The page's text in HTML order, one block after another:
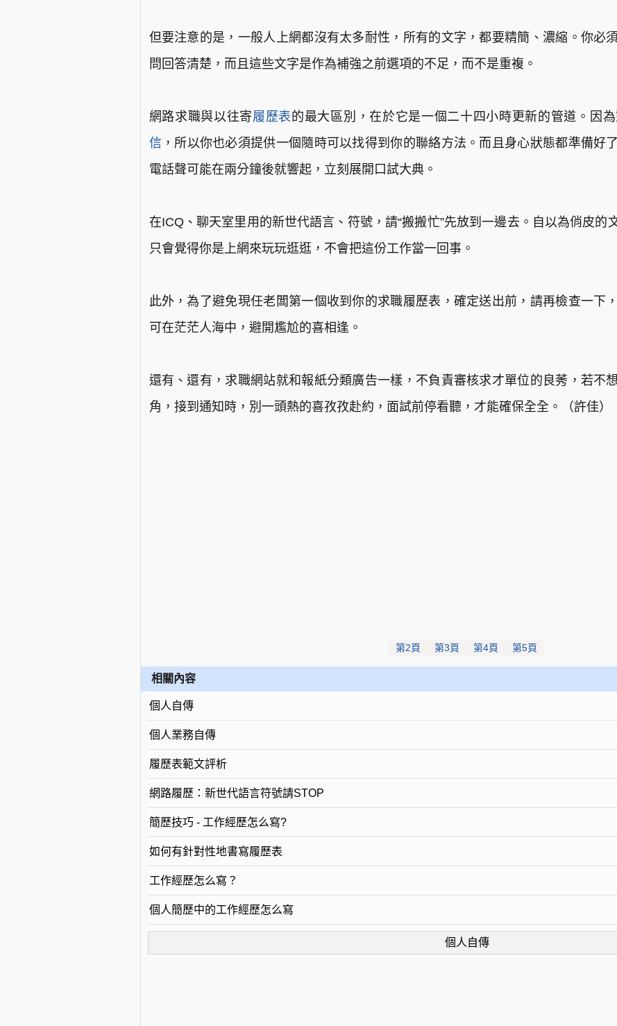
但要注意的是，一般人上網都沒有太多耐性，所有的文字，都要精簡、濃縮。你必
問回答清楚，而且這些文字是作為補強之前選項的不足，而不是重複。
網路求職與以往寄履歷表 的最大區別，在於它是一個二十四小時更新的管道。因
信 ，所以你也必須提供一個隨時可以找得到你的聯絡方法。而且身心狀態都準備好
電話聲可能在兩分鐘後就響起，立刻展開口試大典。
在ICQ、聊天室里用的新世代語言、符號，請“搬搬忙”先放到一邊去。自以為俏皮的
只會覺得你是上網來玩玩逛逛，不會把這份工作當一回事。
此外，為了避免現任老闆第一個收到你的求職履歷表，確定送出前，請再檢查一下
可在茫茫人海中，避開尷尬的喜相逢。
還有、還有，求職網站就和報紙分類廣告一樣，不負責審核求才單位的良莠，若不
角，接到通知時，別一頭熱的喜孜孜赴約，面試前停看聽，才能確保全全。（許佳）
第2頁 第3頁 第4頁 第5頁
相關內容
個人自傳
個人業務自傳
履歷表範文評析
網路履歷：新世代語言符號請STOP
簡歷技巧 - 工作經歷怎么寫?
如何有針對性地書寫履歷表
工作經歷怎么寫？
個人簡歷中的工作經歷怎么寫
個人自傳